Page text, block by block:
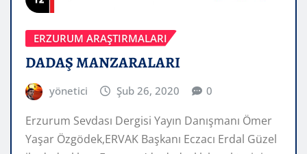
ERZURUM ARAŞTIRMALARI
DADAŞ MANZARALARI
yönetici Şub 26, 2020 0
Erzurum Sevdası Dergisi Yayın Danışmanı Ömer
Yaşar Özgödek,ERVAK Başkanı Eczacı Erdal Güzel